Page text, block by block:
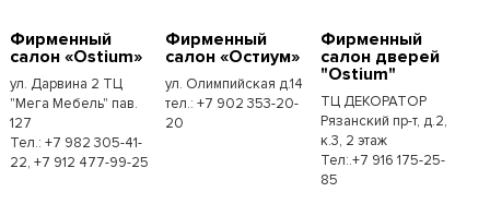
Фирменный
салон «Ostium»
ул. Дарвина 2 ТЦ
"Мега Мебель" пав.
127
Тел.: +7 982 305-41-
22, +7 912 477-99-25
Фирменный
салон «Остиум»
ул. Олимпийская д.14
тел.: +7 902 353-20-
20
Фирменный
салон дверей
"Ostium"
ТЦ ДЕКОРАТОР
Рязанский пр-т, д.2,
к.3, 2 этаж
Тел:.+7 916 175-25-
85